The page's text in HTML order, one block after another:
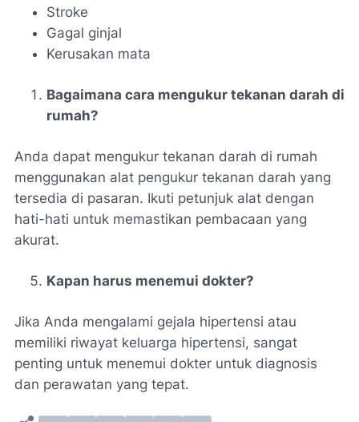
Stroke
Gagal ginjal
Kerusakan mata
Bagaimana cara mengukur tekanan darah di
rumah?
Anda dapat mengukur tekanan darah di rumah
menggunakan alat pengukur tekanan darah yang
tersedia di pasaran. Ikuti petunjuk alat dengan
hati-hati untuk memastikan pembacaan yang
akurat.
Kapan harus menemui dokter?
Jika Anda mengalami gejala hipertensi atau
memiliki riwayat keluarga hipertensi, sangat
penting untuk menemui dokter untuk diagnosis
dan perawatan yang tepat.